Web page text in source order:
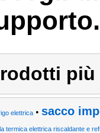
più
elettrica• sacco
termica elettrica riscaldante e